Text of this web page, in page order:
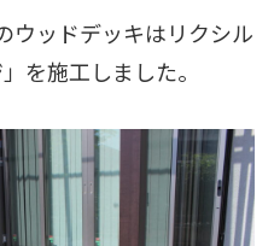
ウッドデッキはリクシル
を施工しました。